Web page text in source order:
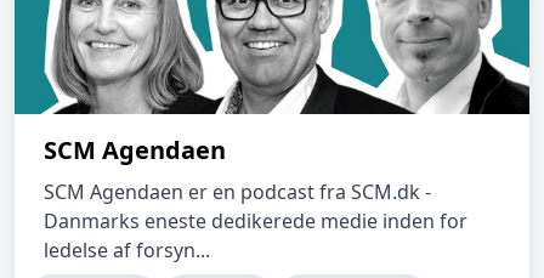
SCM Agendaen
SCM Agendaen er en podcast fra SCM.dk -
Danmarks eneste dedikerede medie inden for
ledelse af forsyn...